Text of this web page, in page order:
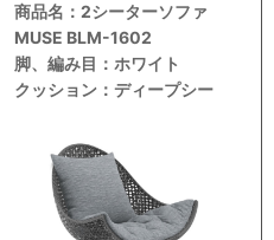
商品名：2シーターソファ
MUSE BLM-1602
脚、編み目：ホワイト
クッション：ディープシー